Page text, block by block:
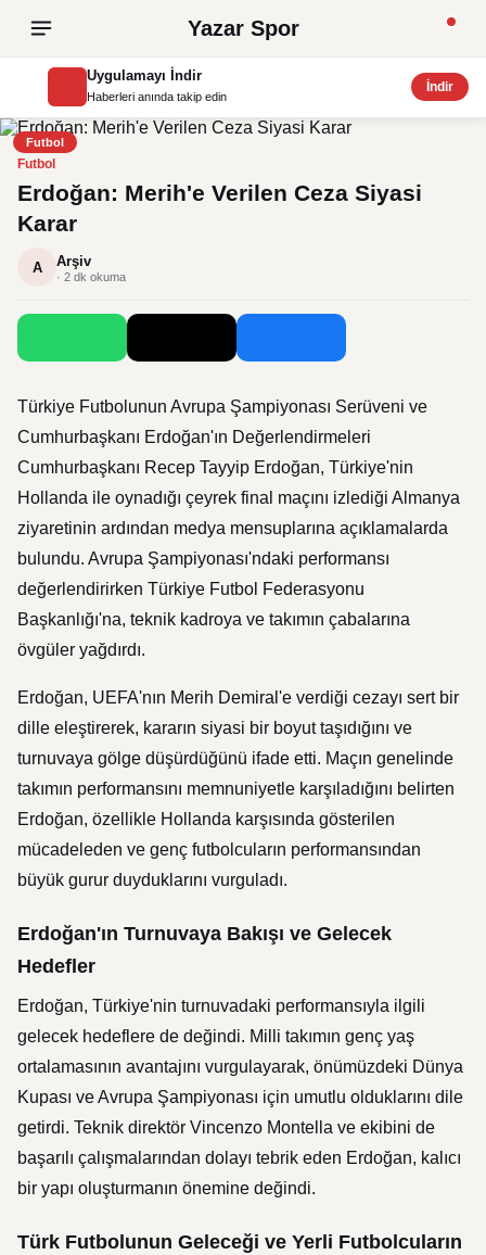
Yazar Spor
Uygulamayı İndir
Haberleri anında takip edin
İndir
Futbol
Futbol
Erdoğan: Merih'e Verilen Ceza Siyasi
Karar
A Arşiv
· 2 dk okuma
Türkiye Futbolunun Avrupa Şampiyonası Serüveni ve
Cumhurbaşkanı Erdoğan'ın Değerlendirmeleri
Cumhurbaşkanı Recep Tayyip Erdoğan, Türkiye'nin
Hollanda ile oynadığı çeyrek final maçını izlediği Almanya
ziyaretinin ardından medya mensuplarına açıklamalarda
bulundu. Avrupa Şampiyonası'ndaki performansı
değerlendirirken Türkiye Futbol Federasyonu
Başkanlığı'na, teknik kadroya ve takımın çabalarına
övgüler yağdırdı.
Erdoğan, UEFA'nın Merih Demiral'e verdiği cezayı sert bir
dille eleştirerek, kararın siyasi bir boyut taşıdığını ve
turnuvaya gölge düşürdüğünü ifade etti. Maçın genelinde
takımın performansını memnuniyetle karşıladığını belirten
Erdoğan, özellikle Hollanda karşısında gösterilen
mücadeleden ve genç futbolcuların performansından
büyük gurur duyduklarını vurguladı.
Erdoğan'ın Turnuvaya Bakışı ve Gelecek
Hedefler
Erdoğan, Türkiye'nin turnuvadaki performansıyla ilgili
gelecek hedeflere de değindi. Milli takımın genç yaş
ortalamasının avantajını vurgulayarak, önümüzdeki Dünya
Kupası ve Avrupa Şampiyonası için umutlu olduklarını dile
getirdi. Teknik direktör Vincenzo Montella ve ekibini de
başarılı çalışmalarından dolayı tebrik eden Erdoğan, kalıcı
bir yapı oluşturmanın önemine değindi.
Türk Futbolunun Geleceği ve Yerli Futbolcuların